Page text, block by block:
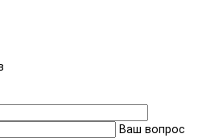
Ваш вопрос